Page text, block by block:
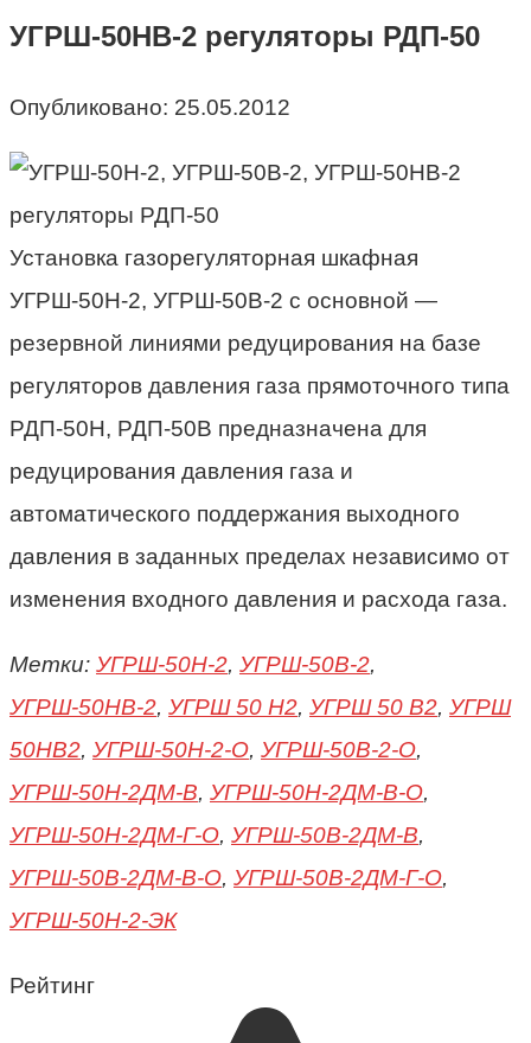
УГРШ-50НВ-2 регуляторы РДП-50
Опубликовано: 25.05.2012
Установка газорегуляторная шкафная
УГРШ-50Н-2, УГРШ-50В-2 с основной —
резервной линиями редуцирования на базе
регуляторов давления газа прямоточного типа
РДП-50Н, РДП-50В предназначена для
редуцирования давления газа и
автоматического поддержания выходного
давления в заданных пределах независимо от
изменения входного давления и расхода газа.
Метки: УГРШ-50Н-2, УГРШ-50В-2,
УГРШ-50НВ-2, УГРШ 50 Н2, УГРШ 50 В2, УГРШ
50НВ2, УГРШ-50Н-2-О, УГРШ-50В-2-О,
УГРШ-50Н-2ДМ-В, УГРШ-50Н-2ДМ-В-О,
УГРШ-50Н-2ДМ-Г-О, УГРШ-50В-2ДМ-В,
УГРШ-50В-2ДМ-В-О, УГРШ-50В-2ДМ-Г-О,
УГРШ-50Н-2-ЭК
Рейтинг